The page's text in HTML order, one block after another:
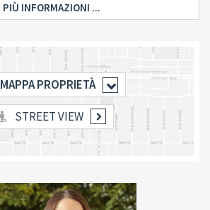
PIÙ INFORMAZIONI ...
MAPPA PROPRIETÀ
STREET VIEW